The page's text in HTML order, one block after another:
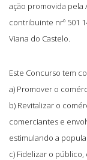
ação promovida pela
contribuinte nrº 501
Viana do Castelo.
Este Concurso tem
a) Promover o
b) Revitalizar o
comerciantes e
estimulando a
c) Fidelizar o